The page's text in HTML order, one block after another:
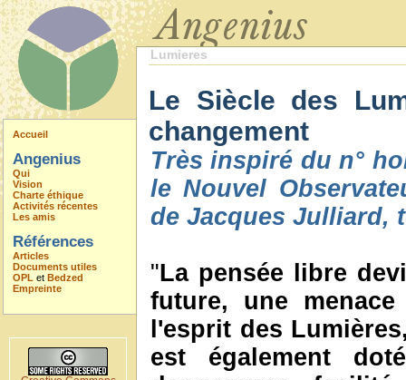
Accueil
Angenius
Qui
Vision
Charte éthique
Activités récentes
Les amis
Références
Articles
Documents utiles
OPL et Bedzed
Empreinte
Lumieres
Le Siècle des
changement
Très inspiré du n°
le Nouvel
de Jacques Julliard,
"La pensée libre
future, une
l'esprit des
est également